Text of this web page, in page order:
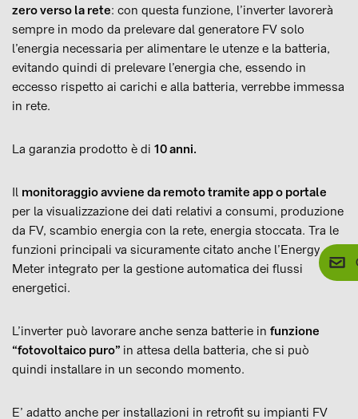
zero verso la rete: con questa funzione, l’inverter lavorerà
sempre in modo da prelevare dal generatore FV solo
l’energia necessaria per alimentare le utenze e la batteria,
evitando quindi di prelevare l’energia che, essendo in
eccesso rispetto ai carichi e alla batteria, verrebbe immessa
in rete.
La garanzia prodotto è di 10 anni.
Il monitoraggio avviene da remoto tramite app o portale
per la visualizzazione dei dati relativi a consumi, produzione
da FV, scambio energia con la rete, energia stoccata. Tra le
funzioni principali va sicuramente citato anche l’Energy
Meter integrato per la gestione automatica dei flussi
energetici.
L’inverter può lavorare anche senza batterie in funzione
“fotovoltaico puro” in attesa della batteria, che si può
quindi installare in un secondo momento.
E’ adatto anche per installazioni in retrofit su impianti FV